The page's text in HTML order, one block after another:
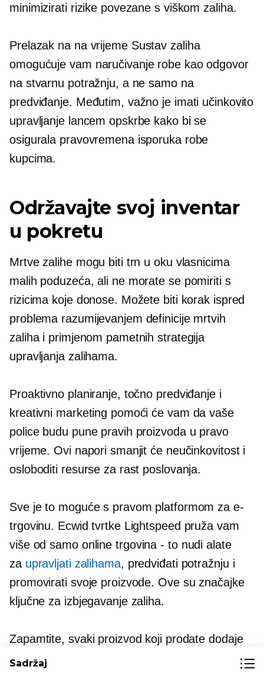
minimizirati rizike povezane s viškom zaliha.
Prelazak na na vrijemeSustav zaliha
omogućuje vam naručivanje robe kao odgovor
na stvarnu potražnju, a ne samo na
predviđanje. Međutim, važno je imati učinkovito
upravljanje lancem opskrbe kako bi se
osigurala pravovremena isporuka robe
kupcima.
Održavajte svoj inventar
u pokretu
Mrtve zalihe mogu biti trn u oku vlasnicima
malih poduzeća, ali ne morate se pomiriti s
rizicima koje donose. Možete biti korak ispred
problema razumijevanjem definicije mrtvih
zaliha i primjenom pametnih strategija
upravljanja zalihama.
Proaktivno planiranje, točno predviđanje i
kreativni marketing pomoći će vam da vaše
police budu pune pravih proizvoda u pravo
vrijeme. Ovi napori smanjit će neučinkovitost i
osloboditi resurse za rast poslovanja.
Sve je to moguće s pravom platformom za e-
trgovinu. Ecwid tvrtke Lightspeed pruža vam
više od samo online trgovina - tonudi alate
za upravljati zalihama, predviđati potražnju i
promovirati svoje proizvode. Ove su značajke
ključne za izbjegavanje zaliha.
Zapamtite, svaki proizvod koji prodate dodaje
vrijednost vašem poslovanju. Ne dopustite da
Sadržaj